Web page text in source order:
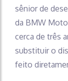
sênior de
da BMW
cerca de três
substituir o
feito